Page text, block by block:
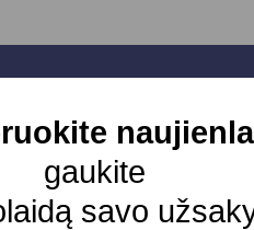
gaukite
savo